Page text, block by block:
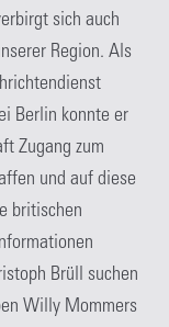
sich auch
Region. Als
Berlin konnte er
Zugang zum
und auf diese
britischen
Brüll suchen
Willy Mommers